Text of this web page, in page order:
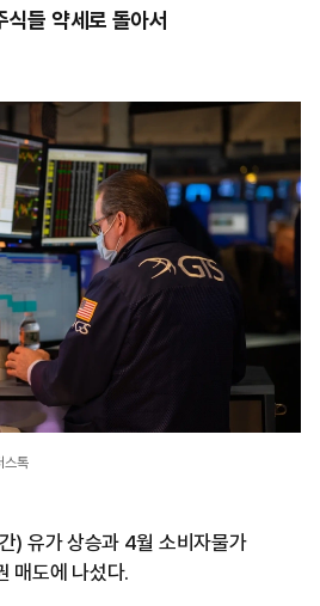
들 약세로 돌아서
톡
) 유가 상승과 4월 소비자물가
매도에 나섰다.